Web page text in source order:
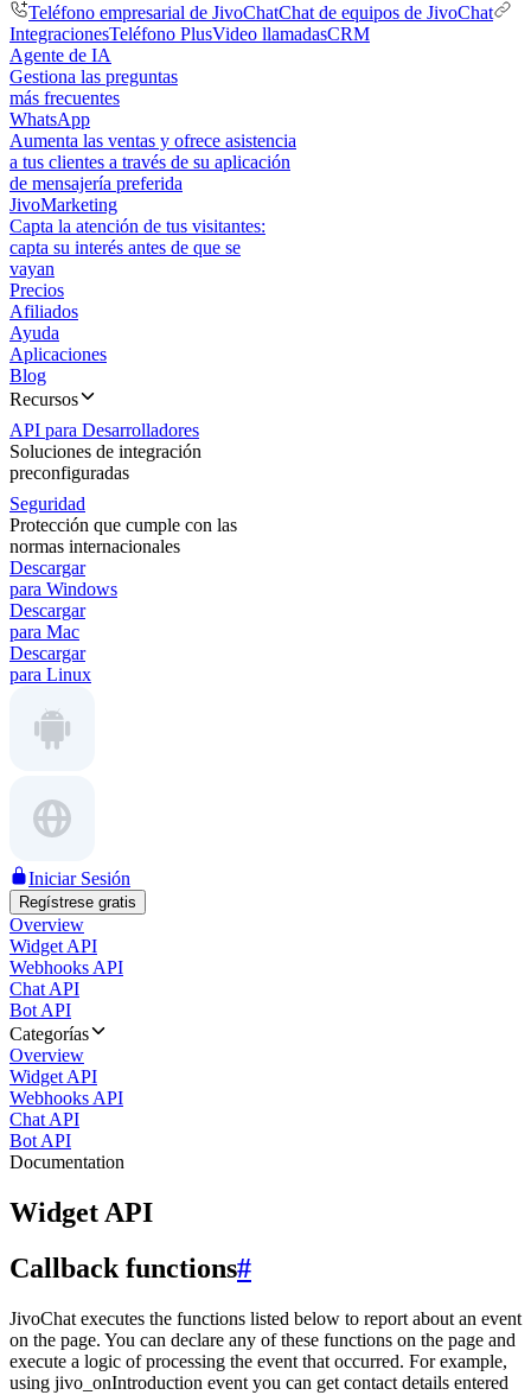
Teléfono empresarial de JivoChatChat de equipos de JivoChat
IntegracionesTeléfono PlusVideo llamadasCRM
Agente de IA
Gestiona las preguntas
más frecuentes
WhatsApp
Aumenta las ventas y ofrece asistencia
a tus clientes a través de su aplicación
de mensajería preferida
JivoMarketing
Capta la atención de tus visitantes:
capta su interés antes de que se
vayan
Precios
Afiliados
Ayuda
Aplicaciones
Blog
Recursos
API para Desarrolladores
Soluciones de integración
preconfiguradas
Seguridad
Protección que cumple con las
normas internacionales
Descargar
para Windows
Descargar
para Mac
Descargar
para Linux
Iniciar Sesión
Regístrese gratis
Overview
Widget API
Webhooks API
Chat API
Bot API
Categorías
Overview
Widget API
Webhooks API
Chat API
Bot API
Documentation
Widget API
Callback functions#
JivoChat executes the functions listed below to report about an event
on the page. You can declare any of these functions on the page and
execute a logic of processing the event that occurred. For example,
using jivo_onIntroduction event you can get contact details entered